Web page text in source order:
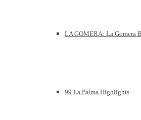
LA GOMERA: La Gomera
99 La Palma Highlights